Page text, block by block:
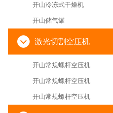
开山冷冻式干燥机
开山储气罐
激光切割空压机
开山常规螺杆空压机
开山常规螺杆空压机
开山常规螺杆空压机